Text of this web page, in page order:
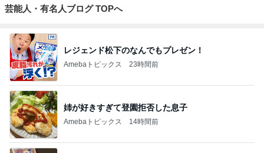
芸能人・有名人ブログ TOPへ
レジェンド松下のなんでもプレゼン！
Amebaトピックス 23時間前
姉が好きすぎて登園拒否した息子
Amebaトピックス 14時間前